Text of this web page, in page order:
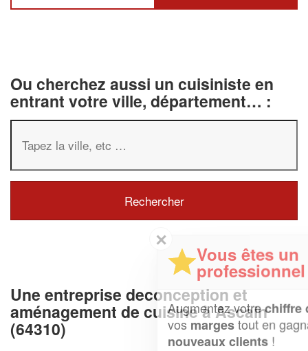
Ou cherchez aussi un cuisiniste en
entrant votre ville, département… :
Une entreprise deconception et
aménagement de cuisine à Ascain
(64310)
Vous êtes un
professionnel ?
Augmentez votrechiffre d'affaireset
vos
tout en gagnant de
nouveaux clients!